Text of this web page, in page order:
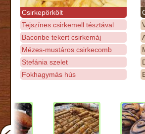
Csirkepörkölt
Tejszínes csirkemell tésztával
Baconbe tekert csirkemáj
Mézes-mustáros csirkecomb
Stefánia szelet
Fokhagymás hús